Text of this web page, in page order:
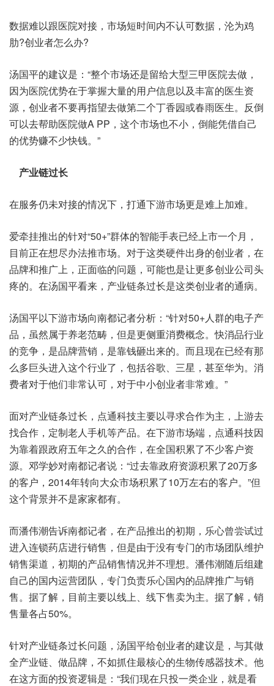
数据难以跟医院对接，市场短时间内不认可数据，沦为鸡
肋?创业者怎么办?
汤国平的建议是：“整个市场还是留给大型三甲医院去做，
因为医院优势在于掌握大量的用户信息以及丰富的医生资
源，创业者不要再指望去做第二个丁香园或春雨医生。反倒
可以去帮助医院做A PP，这个市场也不小，倒能凭借自己
的优势赚不少快钱。”
产业链过长
在服务仍未对接的情况下，打通下游市场更是难上加难。
爱牵挂推出的针对“50+”群体的智能手表已经上市一个月，
目前正在想尽办法推市场。对于这类硬件出身的创业者，在
品牌和推广上，正面临的问题，可能也是让更多创业公司头
疼的。在汤国平看来，产业链条过长是这类创业者的通病。
汤国平以下游市场向南都记者分析：“针对50+人群的电子产
品，虽然属于养老范畴，但是更侧重消费概念。快消品行业
的竞争，是品牌营销，是靠钱砸出来的。而且现在已经有那
么多巨头进入这个行业了，包括谷歌、三星，甚至华为。消
费者对于他们非常认可，对于中小创业者非常难。”
面对产业链条过长，点通科技主要以寻求合作为主，上游去
找合作，定制老人手机等产品。在下游市场端，点通科技因
为靠着跟政府五年之久的合作，在全国积累了不少客户资
源。邓学妙对南都记者说：“过去靠政府资源积累了20万多
的客户，2014年转向大众市场积累了10万左右的客户。”但
这个背景并不是家家都有。
而潘伟潮告诉南都记者，在产品推出的初期，乐心曾尝试过
进入连锁药店进行销售，但是由于没有专门的市场团队维护
销售渠道，初期的产品销售情况并不理想。潘伟潮随后组建
自己的国内运营团队，专门负责乐心国内的品牌推广与销
售。据了解，目前主要以线上、线下售卖为主。据了解，销
售量各占50%。
针对产业链条过长问题，汤国平给创业者的建议是，与其做
全产业链、做品牌，不如抓住最核心的生物传感器技术。他
在这方面的投资逻辑是：“我们现在只投一类企业，就是看